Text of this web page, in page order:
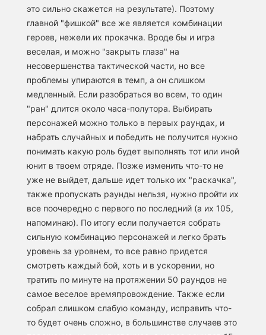
это сильно скажется на результате). Поэтому
главной "фишкой" все же является комбинации
героев, нежели их прокачка. Вроде бы и игра
веселая, и можно "закрыть глаза" на
несовершенства тактической части, но все
проблемы упираются в темп, а он слишком
медленный. Если разобраться во всем, то один
"ран" длится около часа-полутора. Выбирать
персонажей можно только в первых раундах, и
набрать случайных и победить не получится нужно
понимать какую роль будет выполнять тот или иной
юнит в твоем отряде. Позже изменить что-то не
уже не выйдет, дальше идет только их "раскачка",
также пропускать раунды нельзя, нужно пройти их
все поочередно с первого по последний (а их 105,
напоминаю). По итогу если получается собрать
сильную комбинацию персонажей и легко брать
уровень за уровнем, то все равно придется
смотреть каждый бой, хоть и в ускорении, но
тратить по минуте на протяжении 50 раундов не
самое веселое времяпровождение. Также если
собрал слишком слабую команду, исправить что-
то будет очень сложно, в большинстве случаев это